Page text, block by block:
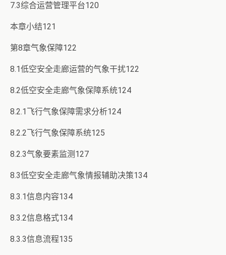
7.3综合运营管理平台120
本章小结121
第8章气象保障122
8.1低空安全走廊运营的气象干扰122
8.2低空安全走廊气象保障系统124
8.2.1飞行气象保障需求分析124
8.2.2飞行气象保障系统125
8.2.3气象要素监测127
8.3低空安全走廊气象情报辅助决策134
8.3.1信息内容134
8.3.2信息格式134
8.3.3信息流程135